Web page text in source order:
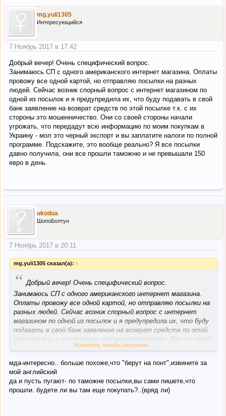
mg.yuli1305
Интересующийся
7 Ноябрь 2017 в 17:42
Добрый вечер! Очень специфический вопрос.
Занимаюсь СП с одного американского интернет магазина. Оплаты
провожу все одной картой, но отправляю посылки на разных
людей. Сейчас возник спорный вопрос с интернет магазином по
одной из посылок и я предупредила их, что буду подавать в свой
банк заявление на возврат средств по этой посылке т.к. с их
стороны это мошенничество. Они со своей стороны начали
угрожать, что передадут всю информацию по моим покупкам в
Украину - мол это черный экспорт и вы заплатите налоги по полной
программе. Подскажите, это вообще реально? Я все посылки
давно получила, они все прошли таможню и не превышали 150
евро в день.
ukodua
ШопоБолтун
7 Ноябрь 2017 в 20:11
mg.yuli1305 сказал(а): ↑
“ Добрый вечер! Очень специфический вопрос.
Занимаюсь СП с одного американского интернет магазина.
Оплаты провожу все одной картой, но отправляю посылки на
разных людей. Сейчас возник спорный вопрос с интернет
магазином по одной из посылок и я предупредила их, что буду
подавать в свой банк заявление на возврат средств по этой
посылке т.к. с их стороны это мошенничество. Они со своей
стороны начали угрожать, что передадут всю информацию
заплатите налоги по полной программе. Подскажите, это
вообще реально? Я все посылки давно получила, они все
прошли таможню и не превышали 150 евро в день.
Нажмите, чтобы раскрыть...
мда-интересно.. больше похоже,что "берут на понт",извините за
мой английский
да и пусть пугают- по таможне посылки,вы сами пишете,что
прошли. будете ли вы там еще покупать?..(вряд ли)